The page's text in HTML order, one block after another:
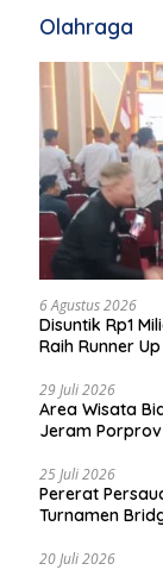
Olahraga
6 Agustus 2026
Disuntik Rp1
Raih Runner
29 Juli 2026
Area Wisata
Jeram
25 Juli 2026
Pererat
Turnamen
20 Juli 2026